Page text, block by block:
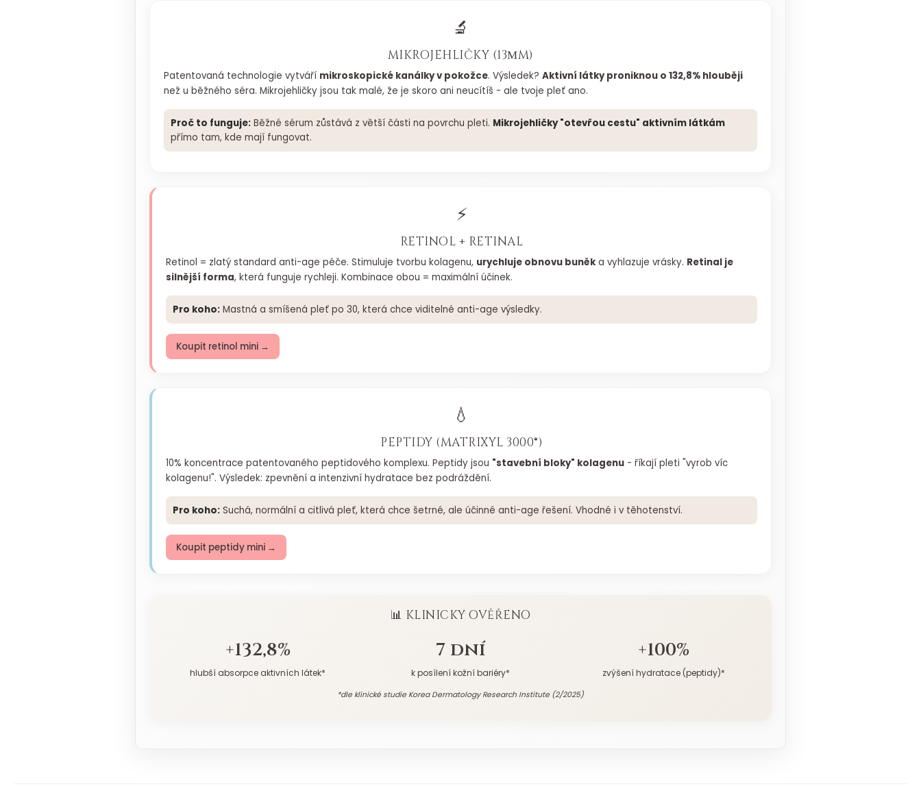
🔬
MIKROJEHLIČKY (13ΜM)
Patentovaná technologie vytváří mikroskopické kanálky v pokožce. Výsledek? Aktivní látky proniknou o 132,8% hlouběji
než u běžného séra. Mikrojehličky jsou tak malé, že je skoro ani neucítíš - ale tvoje pleť ano.
Proč to funguje: Běžné sérum zůstává z větší části na povrchu pleti. Mikrojehličky "otevřou cestu" aktivním látkám
přímo tam, kde mají fungovat.
⚡
RETINOL + RETINAL
Retinol = zlatý standard anti-age péče. Stimuluje tvorbu kolagenu, urychluje obnovu buněk a vyhlazuje vrásky. Retinal je
silnější forma, která funguje rychleji. Kombinace obou = maximální účinek.
Pro koho: Mastná a smíšená pleť po 30, která chce viditelné anti-age výsledky.
Koupit retinol mini →
💧
PEPTIDY (MATRIXYL 3000®)
10% koncentrace patentovaného peptidového komplexu. Peptidy jsou "stavební bloky" kolagenu - říkají pleti "vyrob víc
kolagenu!". Výsledek: zpevnění a intenzivní hydratace bez podráždění.
Pro koho: Suchá, normální a citlivá pleť, která chce šetrné, ale účinné anti-age řešení. Vhodné i v těhotenství.
Koupit peptidy mini →
📊 KLINICKY OVĚŘENO
+132,8%
hlubší absorpce aktivních látek*
7 dní
k posílení kožní bariéry*
+100%
zvýšení hydratace (peptidy)*
*dle klinické studie Korea Dermatology Research Institute (2/2025)